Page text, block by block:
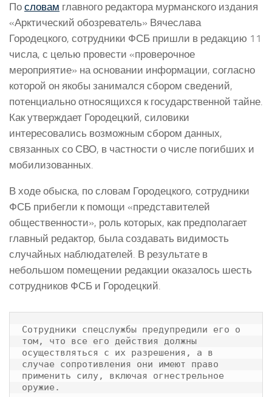
По словам главного редактора мурманского издания
«Арктический обозреватель» Вячеслава
Городецкого, сотрудники ФСБ пришли в редакцию 11
числа, с целью провести «проверочное
мероприятие» на основании информации, согласно
которой он якобы занимался сбором сведений,
потенциально относящихся к государственной тайне.
Как утверждает Городецкий, силовики
интересовались возможным сбором данных,
связанных со СВО, в частности о числе погибших и
мобилизованных.
В ходе обыска, по словам Городецкого, сотрудники
ФСБ прибегли к помощи «представителей
общественности», роль которых, как предполагает
главный редактор, была создавать видимость
случайных наблюдателей. В результате в
небольшом помещении редакции оказалось шесть
сотрудников ФСБ и Городецкий.
Сотрудники спецслужбы предупредили его о
том, что все его действия должны
осуществляться с их разрешения, а в
случае сопротивления они имеют право
применить силу, включая огнестрельное
оружие.